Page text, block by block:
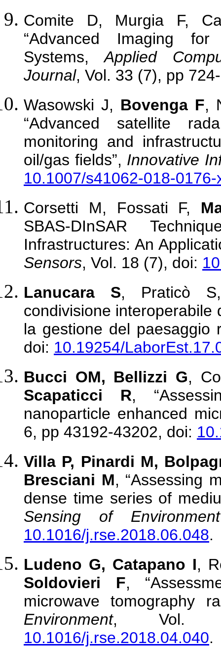
Comite D, Murgia F,
“Advanced Imaging for
Systems,Applied
Journal, Vol. 33 (7), pp
Wasowski J, Bovenga F,
“Advanced satellite
monitoring and
oil/gas fields”, Innovative
10.1007/s41062-018-0176-
Corsetti M, Fossati F,
SBAS-DInSAR
Infrastructures: An
Sensors, Vol. 18 (7), doi:
Lanucara S, Praticò
condivisione interoperabile
la gestione del paesaggio
doi: 10.19254/
Bucci OM, Bellizzi G,
Scapaticci R,
nanoparticle enhanced
6, pp 43192-43202, doi:
Villa P, Pinardi M,
Bresciani M, “Assessing
dense time series of
Sensing of Environment
10.1016/j.rse.2018.06.048.
Ludeno G, Catapano I,
Soldovieri F,
microwave tomography
Environment, Vol.
10.1016/j.rse.2018.04.040.